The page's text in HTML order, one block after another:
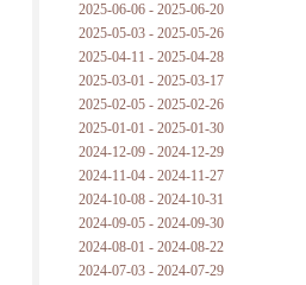
2025-06-06 - 2025-06-20
2025-05-03 - 2025-05-26
2025-04-11 - 2025-04-28
2025-03-01 - 2025-03-17
2025-02-05 - 2025-02-26
2025-01-01 - 2025-01-30
2024-12-09 - 2024-12-29
2024-11-04 - 2024-11-27
2024-10-08 - 2024-10-31
2024-09-05 - 2024-09-30
2024-08-01 - 2024-08-22
2024-07-03 - 2024-07-29